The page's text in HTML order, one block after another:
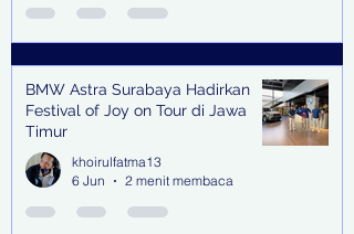
BMW Astra Surabaya Hadirkan
Festival of Joy on Tour di Jawa
Timur
khoirulfatma13
6 Jun
2 menit membaca